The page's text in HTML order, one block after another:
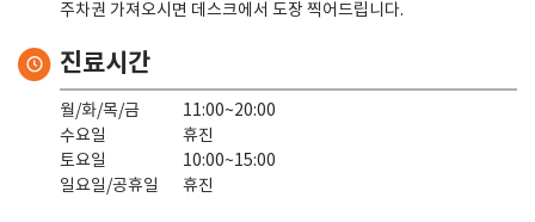
주차권 가져오시면 데스크에서 도장 찍어드립니다.
진료시간
월/화/목/금
11:00~20:00
수요일
휴진
토요일
10:00~15:00
일요일/공휴일
휴진